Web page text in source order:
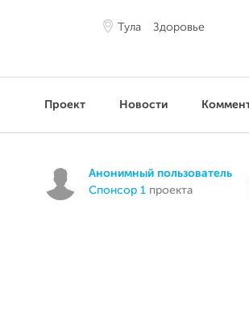
Тула Здоровье
Проект Новости
Анонимный пользователь
спонсор 1 проекта